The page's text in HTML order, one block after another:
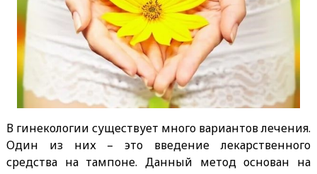
В гинекологии существует много вариантов лечения.
Один из них – это введение лекарственного
средства на тампоне. Данный метод основан на